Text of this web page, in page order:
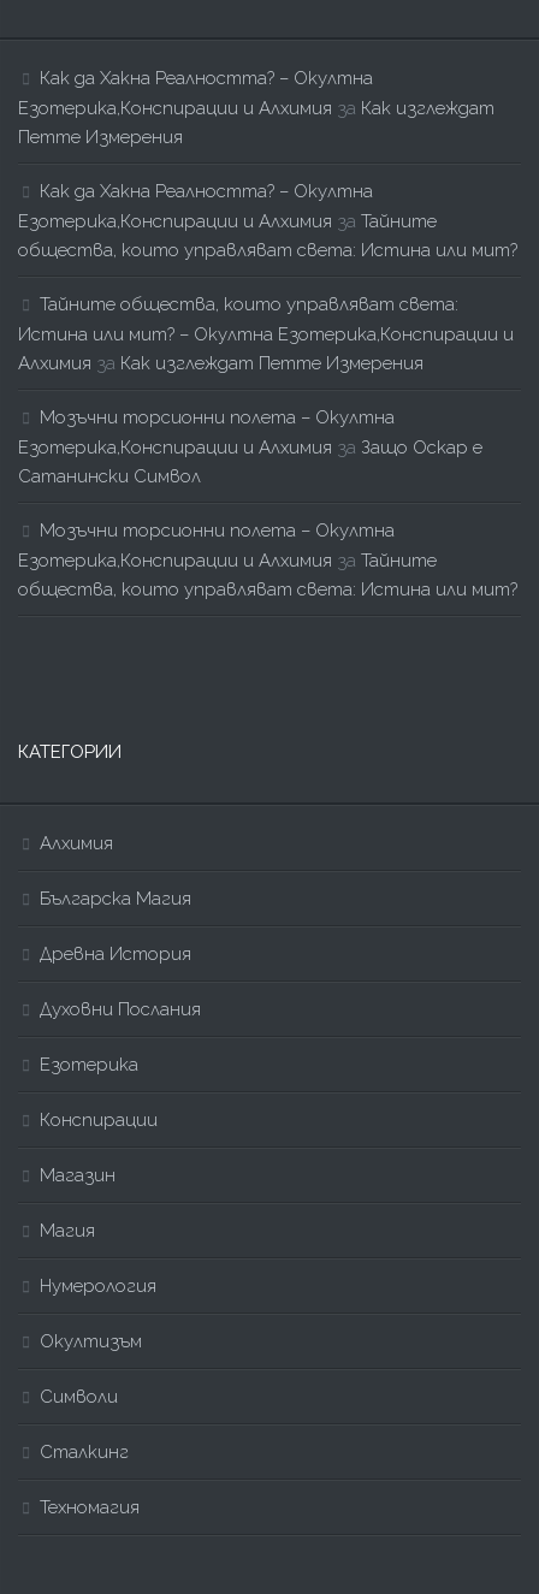
Как да Хакна Реалността? – Окултна
Езотерика,Конспирации и Алхимия за Как изглеждат
Петте Измерения
Как да Хакна Реалността? – Окултна
Езотерика,Конспирации и Алхимия за Тайните
общества, които управляват света: Истина или мит?
Тайните общества, които управляват света:
Истина или мит? – Окултна Езотерика,Конспирации и
Алхимия за Как изглеждат Петте Измерения
Мозъчни торсионни полета – Окултна
Езотерика,Конспирации и Алхимия за Защо Оскар е
Сатанински Символ
Мозъчни торсионни полета – Окултна
Езотерика,Конспирации и Алхимия за Тайните
общества, които управляват света: Истина или мит?
КАТЕГОРИИ
Алхимия
Българска Магия
Древна История
Духовни Послания
Езотерика
Конспирации
Магазин
Магия
Нумерология
Окултизъм
Символи
Сталкинг
Техномагия